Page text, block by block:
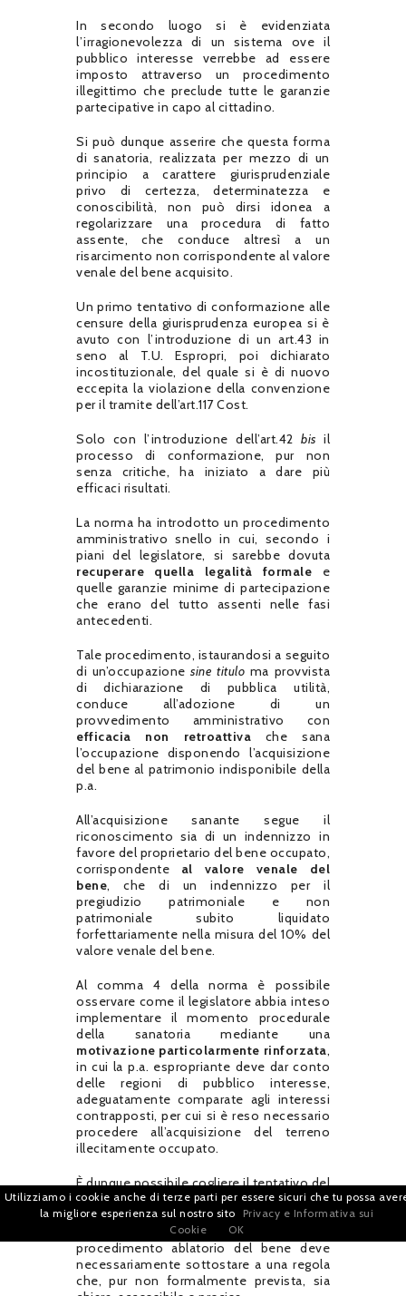
In secondo luogo si è evidenziata
l’irragionevolezza di un sistema ove il
pubblico interesse verrebbe ad essere
imposto attraverso un procedimento
illegittimo che preclude tutte le garanzie
partecipative in capo al cittadino.
Si può dunque asserire che questa forma
di sanatoria, realizzata per mezzo di un
principio a carattere giurisprudenziale
privo di certezza, determinatezza e
conoscibilità, non può dirsi idonea a
regolarizzare una procedura di fatto
assente, che conduce altresì a un
risarcimento non corrispondente al valore
venale del bene acquisito.
Un primo tentativo di conformazione alle
censure della giurisprudenza europea si è
avuto con l’introduzione di un art.43 in
seno al T.U. Espropri, poi dichiarato
incostituzionale, del quale si è di nuovo
eccepita la violazione della convenzione
per il tramite dell’art.117 Cost.
Solo con l’introduzione dell’art.42 bis il
processo di conformazione, pur non
senza critiche, ha iniziato a dare più
efficaci risultati.
La norma ha introdotto un procedimento
amministrativo snello in cui, secondo i
piani del legislatore, si sarebbe dovuta
recuperare quella legalità formale e
quelle garanzie minime di partecipazione
che erano del tutto assenti nelle fasi
antecedenti.
Tale procedimento, istaurandosi a seguito
di un’occupazionesine titulo ma provvista
di dichiarazione di pubblica utilità,
conduce all’adozione di un
provvedimento amministrativo con
efficacia non retroattiva che sana
l’occupazione disponendo l’acquisizione
del bene al patrimonio indisponibile della
p.a.
All’acquisizione sanante segue il
riconoscimento sia di un indennizzo in
favore del proprietario del bene occupato,
corrispondente al valore venale del
bene, che di un indennizzo per il
pregiudizio patrimoniale e non
patrimoniale subito liquidato
forfettariamente nella misura del 10% del
valore venale del bene.
Al comma 4 della norma è possibile
osservare come il legislatore abbia inteso
implementare il momento procedurale
della sanatoria mediante una
motivazione particolarmente rinforzata,
in cui la p.a. espropriante deve dar conto
delle regioni di pubblico interesse,
adeguatamente comparate agli interessi
contrapposti, per cui si è reso necessario
procedere all’acquisizione del terreno
illecitamente occupato.
È dunque possibile cogliere il tentativo del
legislatore di conformarsi a quella regola
enunciata nella giurisprudenza della Corte
Edu laddove puntualizza che il
procedimento ablatorio del bene deve
necessariamente sottostare a una regola
che, pur non formalmente prevista, sia
Utilizziamo i cookie anche di terze parti per essere sicuri che tu possa
la migliore esperienza sul nostro sito
Privacy e Informativa sui
Cookie
OK